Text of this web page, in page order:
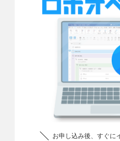
お申し込み後、すぐに